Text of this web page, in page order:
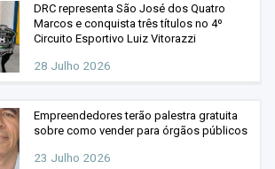
DRC representa São José dos Quatro
Marcos e conquista três títulos no 4º
Circuito Esportivo Luiz Vitorazzi
28 Julho 2026
Empreendedores terão palestra gratuita
sobre como vender para órgãos públicos
23 Julho 2026